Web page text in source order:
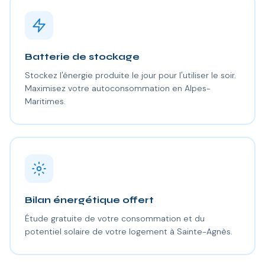
Batterie de stockage
Stockez l'énergie produite le jour pour l'utiliser le soir.
Maximisez votre autoconsommation en Alpes-
Maritimes.
Bilan énergétique offert
Étude gratuite de votre consommation et du
potentiel solaire de votre logement à Sainte-Agnès.